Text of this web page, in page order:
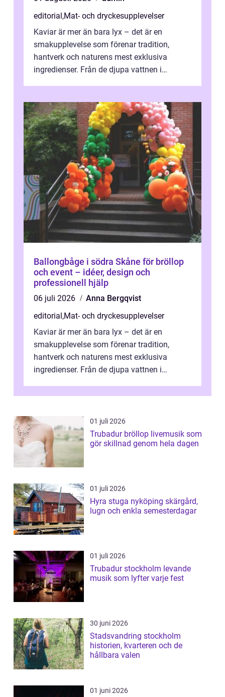
editorial,Mat- och dryckesupplevelser
Kaviar är mer än bara lyx – det är en
smakupplevelse som förenar tradition,
hantverk och naturens mest exklusiva
ingredienser. Från de djupa vattnen i
Ballongbåge i södra Skåne för bröllop
och event – idéer, design och
professionell hjälp
06 juli 2026
Anna Bergqvist
editorial,Mat- och dryckesupplevelser
Kaviar är mer än bara lyx – det är en
smakupplevelse som förenar tradition,
hantverk och naturens mest exklusiva
ingredienser. Från de djupa vattnen i
01 juli 2026
Trubadur bröllop livemusik som
gör skillnad genom hela dagen
01 juli 2026
Hyra stuga nyköping skärgård,
lugn och enkla semesterdagar
01 juli 2026
Trubadur stockholm levande
musik som lyfter varje fest
30 juni 2026
Stadsvandring stockholm
historien, kvarteren och de
hållbara valen
01 juni 2026